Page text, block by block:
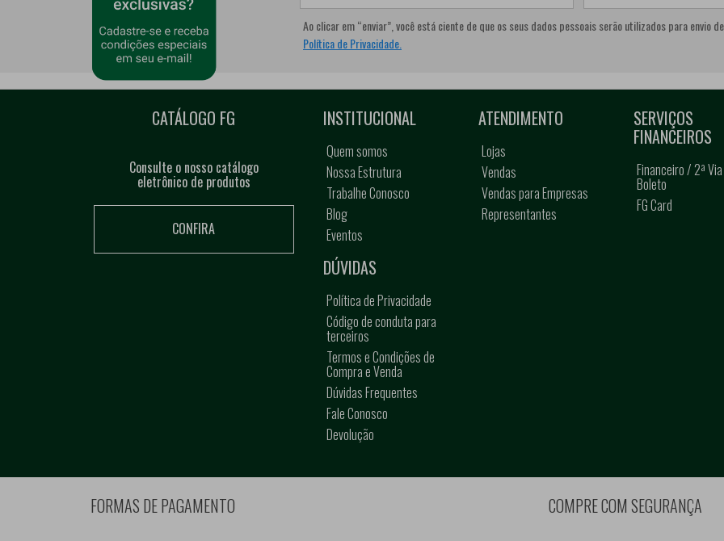
Ao clicar em “enviar”, você está ciente de que os seus dados pessoais serão utilizados para envio
Política de Privacidade.
CATÁLOGO FG
Consulte o nosso catálogo
eletrônico de produtos
CONFIRA
INSTITUCIONAL
Quem somos
Nossa Estrutura
Trabalhe Conosco
Blog
Eventos
ATENDIMENTO
Lojas
Vendas
Vendas para Empresas
Representantes
SERVIÇOS
FINANCEIROS
Financeiro / 2ª
Boleto
FG Card
DÚVIDAS
Política de Privacidade
Código de conduta para
terceiros
Termos e Condições de
Compra e Venda
Dúvidas Frequentes
Fale Conosco
Devolução
FORMAS DE PAGAMENTO COMPRE COM SEGURANÇA